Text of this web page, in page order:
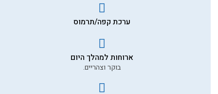
ערכת קפה/תרמוס
ארוחות למהלך היום
בוקר וצהריים.